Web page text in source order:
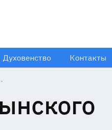
Духовенство Контакты